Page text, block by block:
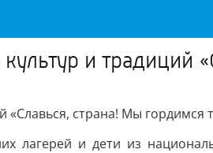
и традиций
«Славься, страна! Мы гордимся
лагерей и дети из